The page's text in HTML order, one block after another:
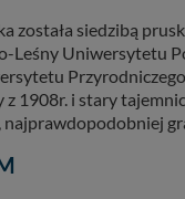
została siedzibą
Leśny Uniwersytetu
1908r. i stary
, najprawdopodobniej